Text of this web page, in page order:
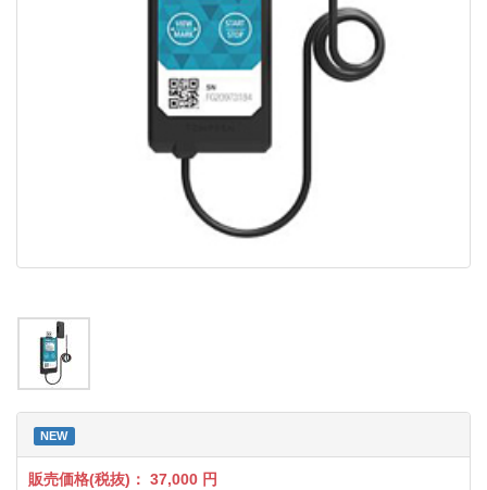
NEW
販売価格(税抜)： 37,000 円